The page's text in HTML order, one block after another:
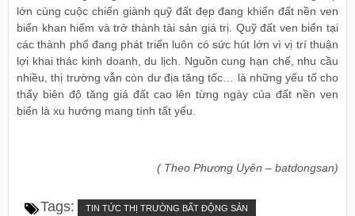
lớn cùng cuộc chiến giành quỹ đất đẹp đang khiến đất nền ven
biển khan hiếm và trở thành tài sản giá trị. Quỹ đất ven biển tại
các thành phố đang phát triển luôn có sức hút lớn vì vị trí thuận
lợi khai thác kinh doanh, du lịch. Nguồn cung hạn chế, nhu cầu
nhiều, thị trường vẫn còn dư địa tăng tốc… là những yếu tố cho
thấy biên độ tăng giá đất cao lên từng ngày của đất nền ven
biển là xu hướng mang tính tất yếu.
( Theo Phương Uyên – batdongsan)
Tags: TIN TỨC THỊ TRƯỜNG BẤT ĐỘNG SẢN